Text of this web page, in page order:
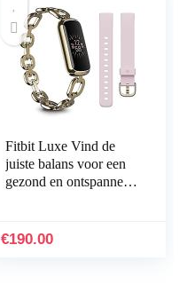
Fitbit Luxe Vind de
juiste balans voor een
gezond en ontspannen
€190.00